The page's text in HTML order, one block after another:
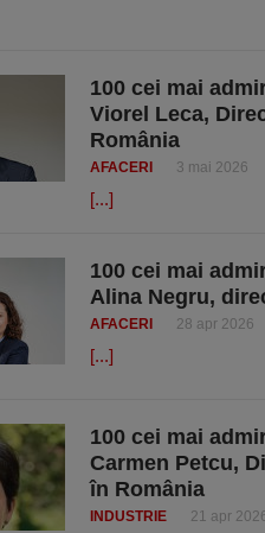
100 cei mai
Viorel Leca,
România
AFACERI 3 mai 2026
[...]
100 cei mai
Alina Negru,
AFACERI 28 apr 2026
[...]
100 cei mai
Carmen Petcu,
în România
INDUSTRIE 21 apr